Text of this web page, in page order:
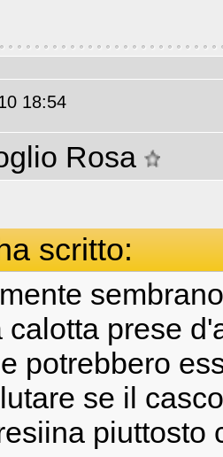
18:54
Rosa
scritto:
calotta prese
potrebbero
se il
piuttosto